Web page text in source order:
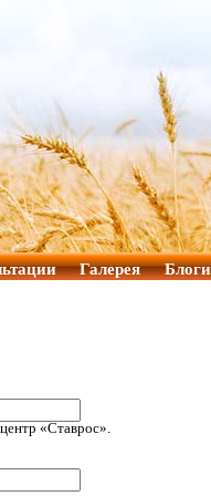
Галерея Блоги
«Ставрос».